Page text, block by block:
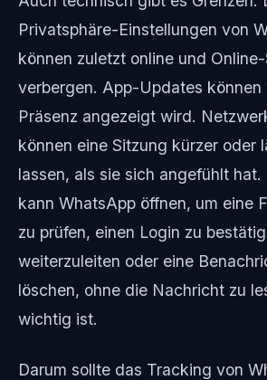
Privatsphäre-Einstellungen von
können zuletzt online und
verbergen. App-Updates können
Präsenz angezeigt wird.
können eine Sitzung kürzer oder
lassen, als sie sich angefühlt hat.
kann WhatsApp öffnen, um eine
zu prüfen, einen Login zu
weiterzuleiten oder eine
löschen, ohne die Nachricht zu
wichtig ist.
Darum sollte das Tracking von